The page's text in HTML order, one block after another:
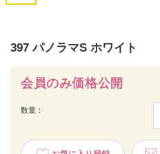
397 パノラマS ホワイト
会員のみ価格公開
数量：